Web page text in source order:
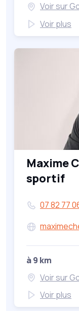
Voir sur
Voir plus
Maxime
sportif
07 82 77
à 9 km
Voir sur
Voir plus